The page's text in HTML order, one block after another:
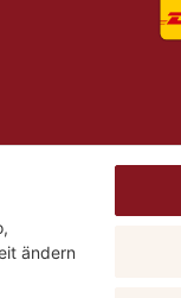
ändern